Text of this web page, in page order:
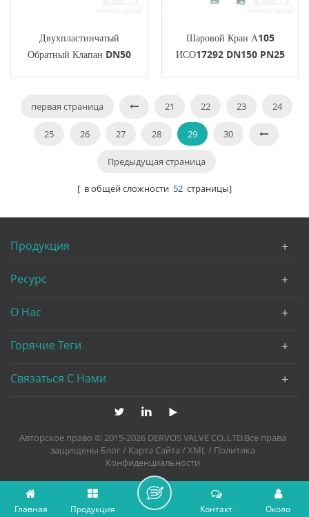
Двухпластинчатый
Обратный Клапан DN50
Шаровой Кран А105
ИСО17292 DN150 PN25
первая страница 21 22 23 24
25 26 27 28 29 30
Предыдущая страница
[ в общей сложности 52 страницы]
Продукция
Ресурс
О Нас
Горячие Теги
Связаться С Нами
Авторское право © 2015-2026 DERVOS VALVE CO.,LTD.Все права
защищены Блог / Карта Сайта /XML/ Политика
Конфиденциальности
Главная Продукция Около
Контакт